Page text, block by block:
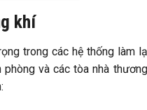
khí
trong các hệ thống làm
và các tòa nhà